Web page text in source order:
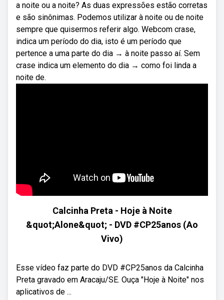
a noite ou a noite? As duas expressões estão corretas
e são sinônimas. Podemos utilizar à noite ou de noite
sempre que quisermos referir algo. Webcom crase,
indica um período do dia, isto é um período que
pertence a uma parte do dia → à noite passo aí. Sem
crase indica um elemento do dia → como foi linda a
noite de.
Calcinha Preta - Hoje à Noite
&quot;Alone&quot; - DVD #CP25anos (Ao
Vivo)
Esse vídeo faz parte do DVD #CP25anos da Calcinha
Preta gravado em Aracaju/SE. Ouça "Hoje à Noite" nos
aplicativos de ...